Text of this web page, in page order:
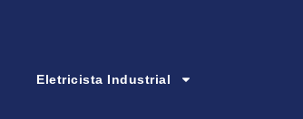
Eletricista Industrial